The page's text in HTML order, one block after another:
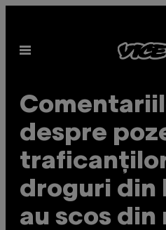
content
Open
despre
droguri din
au scos din